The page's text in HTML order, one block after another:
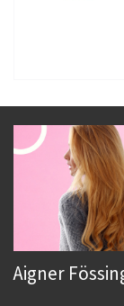
Aigner